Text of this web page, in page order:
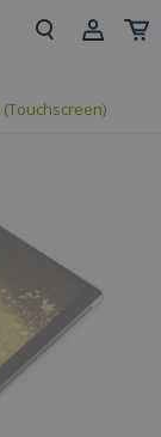
(Touchscreen)